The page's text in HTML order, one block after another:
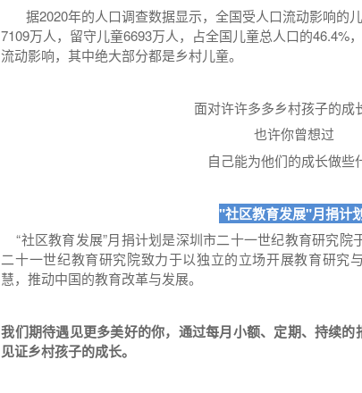
据2020年的人口调查数据显示，全国受人口流动影响的
7109万人，留守儿童6693万人，占全国儿童总人口的46.4%
流动影响，其中绝大部分都是乡村儿童。
面对许许多多乡村孩子的成
也许你曾想过
自己能为他们的成长做些
"社区教育发展"月捐计
“社区教育发展”月捐计划是深圳市二十一世纪教育研究院
二十一世纪教育研究院致力于以独立的立场开展教育研究
慧，推动中国的教育改革与发展。
我们期待遇见更多美好的你，通过每月小额、定期、持续的
见证乡村孩子的成长。